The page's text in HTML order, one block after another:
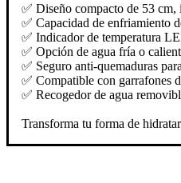
✅ Diseño compacto de 53 cm,
✅ Capacidad de enfriamiento
✅ Indicador de temperatura
✅ Opción de agua fría o
✅ Seguro anti-quemaduras
✅ Compatible con garrafones
✅ Recogedor de agua
Transforma tu forma de